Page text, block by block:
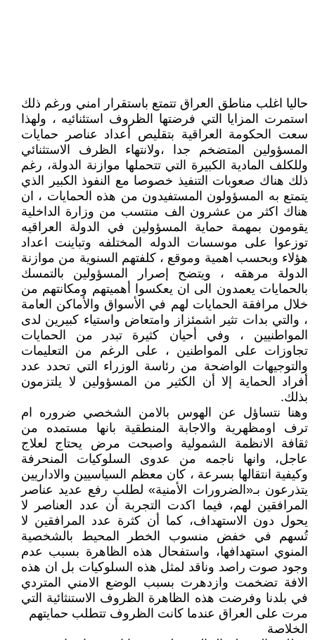
حاليا اغلب مناطق العراق تتمتع باستقرار امني ورغم ذلك
استمرت المزايا التي فرضتها الظروف استئنائيه ، ولهذا
سعت الحكومة العراقية بتقليص أعداد عناصر حمايات
المسؤولين المتضخم جدا ،ولانتهاء الظرف الاستثنائي
وللكلف المادية الكبيرة التي تتحملها موازنة الدولة، رغم
ذلك هناك صعوبات التنفيذ خصوصا مع النفوذ الكبير الذي
يتمتع به المسؤولون المستفيدون من هذه الحمايات ، ان
هناك اكثر من عشرون الف منتسب من وزارة الداخلية
يقومون بمهمة حماية المسؤولين في الدولة العراقيه
توزعوا على موسسات الدوله المختلفه وتباينت اعداد
هؤلاء وبحسب اهمية وموقع ، كلفتهم السنوية من موازنة
الدولة مرهقه ، ويتضح إصرار المسؤولين بالتمسك
بالحمايات يعمدون الى ان يعكسوا أهميتهم ومكانتهم من
خلال مرافقة الحمايات لهم في الأسواق والأماكن العامة
، والتي بدات تثير اشمئزاز وامتعاض واستياء كبيرين لدى
المواطنيين ، وفي أحيان كثيرة تبدر من الحمايات
تجاوزات على المواطنين ، على الرغم من التعليمات
والتوجيهات الواضحة من رئاسة الوزراء التي تحدد عدد
أفراد الحماية إلا أن الكثير من المسؤولين لا يلتزمون
بذلك.
وهنا نتساؤل عن الهوس بالامن الشخصي ضروره ام
ترف اومظهرية والاجابة المنطقية بانها مستمده من
ثقافة الانظمة الشمولية واصبحت مرض يحتاج لعلاج
عاجل، وانها ناجمه من عدوى السلوكيات المنحرفة
وكيفية انتقالها بسرعة ، كان معظم السياسيين والاداريين
يتذرعون بـ«الضرورات الأمنية» لطلب رفع عديد عناصر
المرافقين لهم، فيما اكدت التجربة أن عدد العناصر لا
يحول دون الاستهداف، كما أن كثرة عدد المرافقين لا
تُسهم في خفض منسوب الخطر المحيط بالشخصية
المنوي استهدافها، واستفحال هذه الظاهرة بسبب عدم
وجود صوت راصد وناقد لمثل هذه السلوكيات بل ان هذه
الافة تضخمت وازدهرت بسبب الوضع الامني المتردي
في بلدنا وفرضت هذه الظاهرة الظروف الاستنثائية التي
مرت على العراق عندما كانت الظروف تتطلب حمايتهم
الخلاصة